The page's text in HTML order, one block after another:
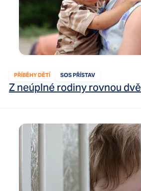
PŘÍBĚHY DĚTÍ SOS PŘÍSTAV
Z neúplné rodiny rovnou dvě